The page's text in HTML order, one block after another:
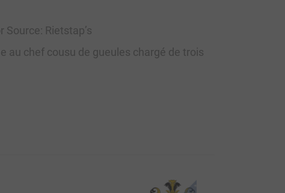
Rietstap’s
au chef cousu de gueules chargé de trois